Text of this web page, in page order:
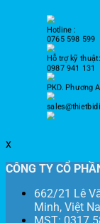
Hotline :
0765 598 599
Hỗ trợ kỹ thuật:
0987 941 131
PKD. Phương
x
CÔNG TY CỔ
662/21 Lê
Minh, Việt